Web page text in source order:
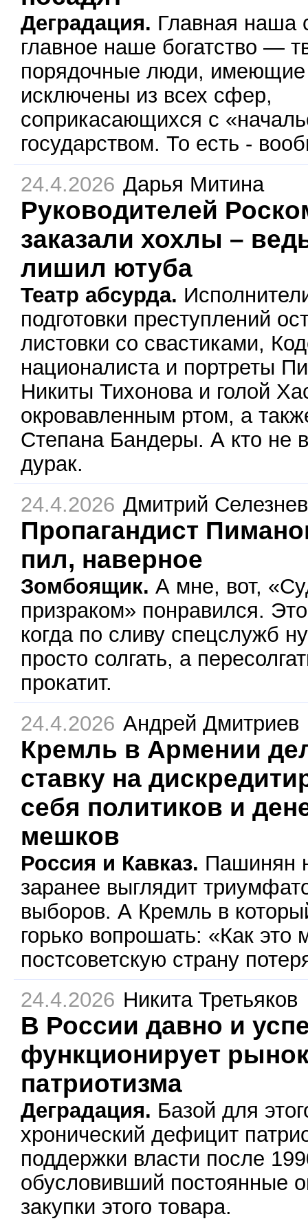
Деградация. Главная наша
главное наше богатство —
порядочные люди,
исключены из всех сфер,
соприкасающихся с
государством. То есть -
24.4.2026 Дарья Митина
Руководителей
заказали хохлы –
лишил ютуба
Театр абсурда.
подготовки преступлений
листовки со свастиками,
националиста и портреты
Никиты Тихонова и голой
окровавленным ртом, а
Степана Бандеры. А кто не
дурак.
24.4.2026 Дмитрий Селезнев
Пропагандист
пил, наверное
Зомбоящик. А мне, вот,
призраком» понравился.
когда по сливу спецслужб
просто солгать, а
прокатит.
24.4.2026 Андрей Дмитриев
Кремль в Армении
ставку на
себя политиков и
мешков
Россия и Кавказ. Пашинян
заранее выглядит
выборов. А Кремль в
горько вопрошать: «Как
постсоветскую страну
24.4.2026 Никита Третьяков
В России давно и
функционирует
патриотизма
Деградация. Базой для
хронический дефицит
поддержки власти после
обусловивший постоянные
закупки этого товара.